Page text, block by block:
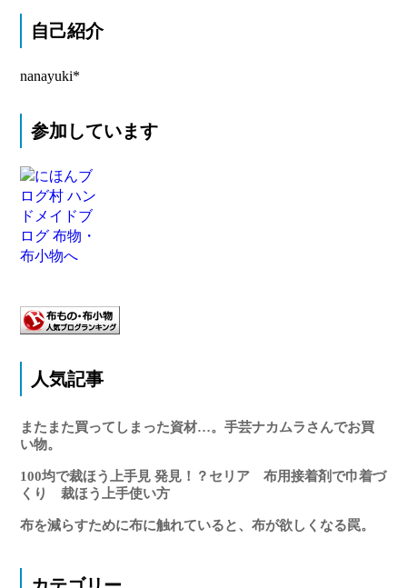
自己紹介
nanayuki*
参加しています
人気記事
またまた買ってしまった資材…。手芸ナカムラさんでお買
い物。
100均で裁ほう上手見 発見！？セリア 布用接着剤で巾着づ
くり 裁ほう上手使い方
布を減らすために布に触れていると、布が欲しくなる罠。